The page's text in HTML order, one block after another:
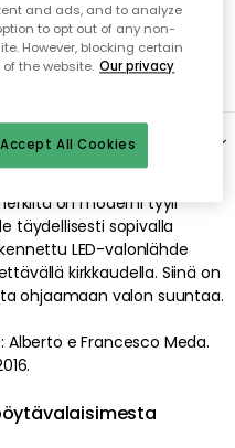
on moderni tyyli
täydellisesti sopivalla
LED-valonlähde
kirkkaudella. Siinä on
ohjaamaan valon suuntaa.
e Francesco Meda.
and ads, and to analyze
to opt out of any non-
However, blocking certain
the website. Our privacy
Accept All Cookies